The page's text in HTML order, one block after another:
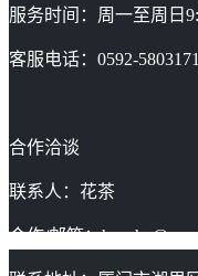
服务时间：周一至周日
客服电话：0592-5803171
合作洽谈
联系人：花茶
合作/邮箱：